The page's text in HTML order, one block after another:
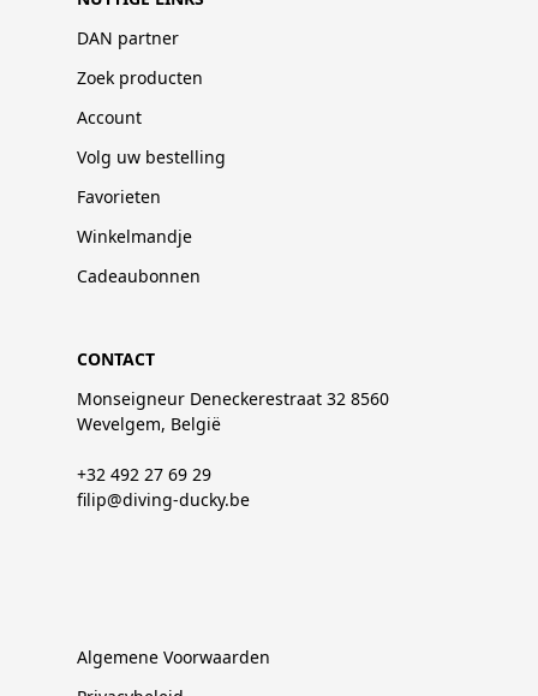
DAN partner
Zoek producten
Account
Volg uw bestelling
Favorieten
Winkelmandje
Cadeaubonnen
CONTACT
Monseigneur Deneckerestraat 32 8560
Wevelgem, België
+32 492 27 69 29
filip@diving-ducky.be
Algemene Voorwaarden